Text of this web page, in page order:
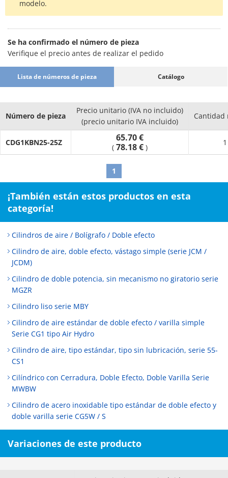
modelo.
modelo.
Se ha confirmado el número de pieza
Verifique el precio antes de realizar el pedido
Lista de números de pieza Catálogo
Número de pieza
Precio unitario (IVA no incluido)
(precio unitario IVA incluido)
Cantidad
CDG1KBN25-25Z 65.70 €
( 78.18 € )
1
¡También están estos productos en esta
categoría!
Cilindros de aire / Bolígrafo / Doble efecto
Cilindro de aire, doble efecto, vástago simple (serie JCM /
JCDM)
Cilindro de doble potencia, sin mecanismo no giratorio serie
MGZR
Cilindro liso serie MBY
Cilindro de aire estándar de doble efecto / varilla simple
Serie CG1 tipo Air Hydro
Cilindro de aire, tipo estándar, tipo sin lubricación, serie 55-
CS1
Cilíndrico con Cerradura, Doble Efecto, Doble Varilla Serie
MWBW
Cilindro de acero inoxidable tipo estándar de doble efecto y
doble varilla serie CG5W / S
Variaciones de este producto